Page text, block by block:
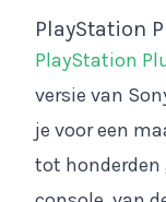
PlayStation
PlayStation
versie van
je voor een
tot honderden